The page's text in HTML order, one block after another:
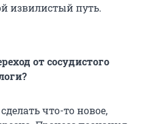
извилистый путь.
от сосудистого
что-то новое,